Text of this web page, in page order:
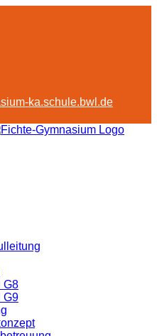
ka.schule.bwl.de
G8
G9